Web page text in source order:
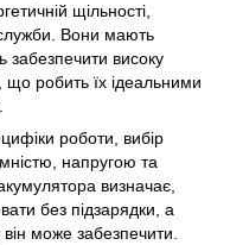
щільності,
Вони мають
забезпечити високу
що робить їх ідеальними
роботи, вибір
напругою та
визначає,
без підзарядки, а
може забезпечити.